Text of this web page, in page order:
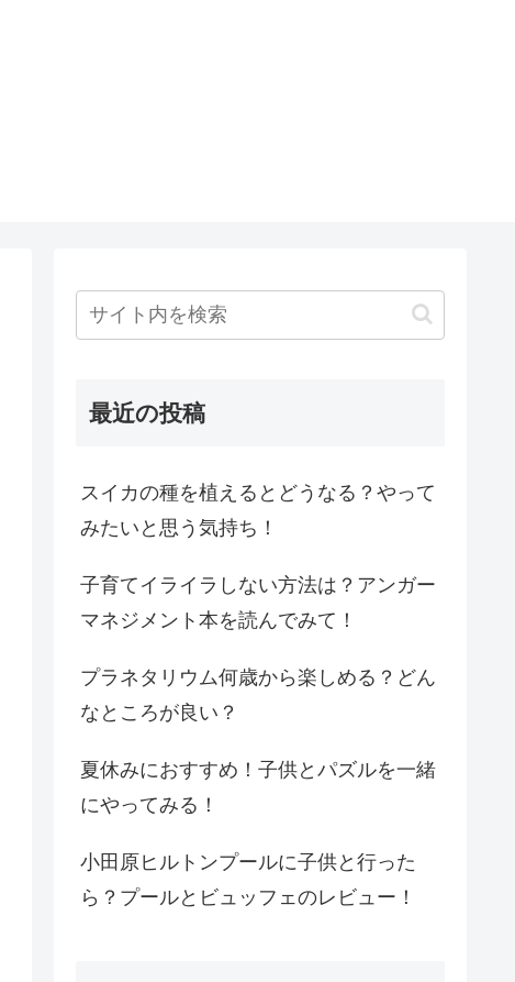
最近の投稿
スイカの種を植えるとどうなる？やって
みたいと思う気持ち！
子育てイライラしない方法は？アンガー
マネジメント本を読んでみて！
プラネタリウム何歳から楽しめる？どん
なところが良い？
夏休みにおすすめ！子供とパズルを一緒
にやってみる！
小田原ヒルトンプールに子供と行った
ら？プールとビュッフェのレビュー！